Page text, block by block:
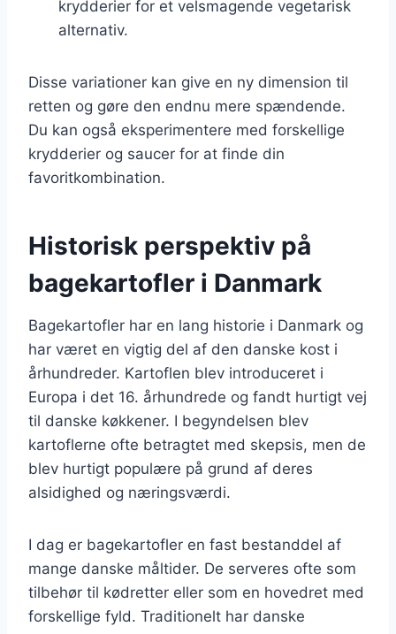
krydderier for et velsmagende vegetarisk
alternativ.
Disse variationer kan give en ny dimension til
retten og gøre den endnu mere spændende.
Du kan også eksperimentere med forskellige
krydderier og saucer for at finde din
favoritkombination.
Historisk perspektiv på
bagekartofler i Danmark
Bagekartofler har en lang historie i Danmark og
har været en vigtig del af den danske kost i
århundreder. Kartoflen blev introduceret i
Europa i det 16. århundrede og fandt hurtigt vej
til danske køkkener. I begyndelsen blev
kartoflerne ofte betragtet med skepsis, men de
blev hurtigt populære på grund af deres
alsidighed og næringsværdi.
I dag er bagekartofler en fast bestanddel af
mange danske måltider. De serveres ofte som
tilbehør til kødretter eller som en hovedret med
forskellige fyld. Traditionelt har danske